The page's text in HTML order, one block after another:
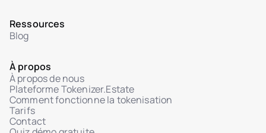
Ressources
Blog
À propos
À propos de nous
Plateforme Tokenizer.Estate
Comment fonctionne la tokenisation
Tarifs
Contact